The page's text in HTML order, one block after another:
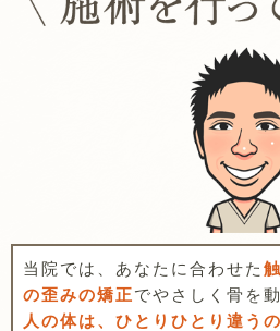
当院では、あなたに合わせた
の歪みの矯正でやさしく骨を
人の体は、ひとりひとり違う